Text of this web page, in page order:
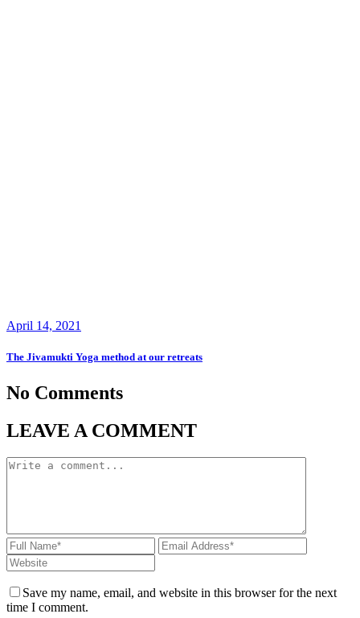
April 14, 2021
The Jivamukti Yoga method at our retreats
No Comments
LEAVE A COMMENT
Save my name, email, and website in this browser for the next
time I comment.